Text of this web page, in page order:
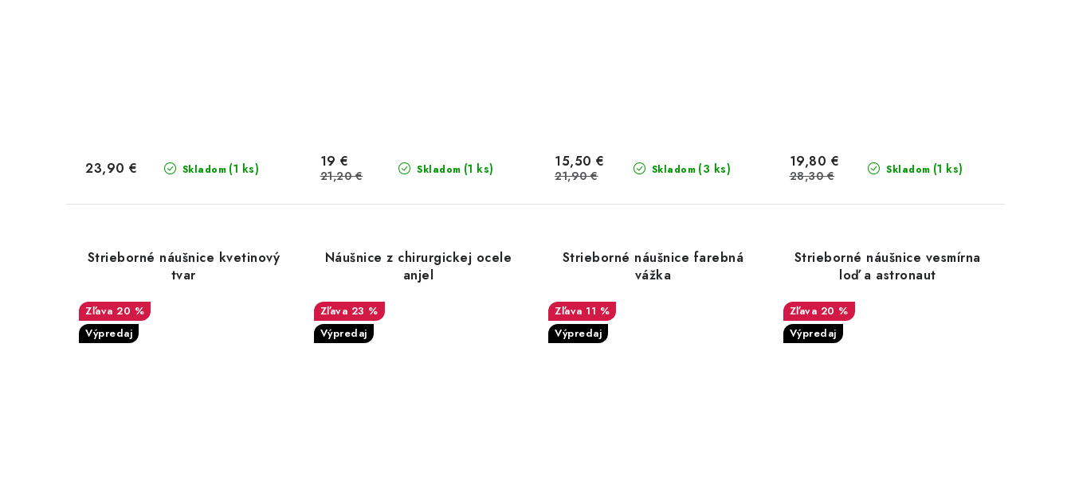
Skladom (1 ks)
23,90 € Skladom (1 ks)
19 €
21,20 € Skladom (3 ks)
15,50 €
21,90 € Skladom (1 ks)
19,80 €
28,30 €
Strieborné náušnice kvetinový
tvar
20 %
Výpredaj
Náušnice z chirurgickej ocele
anjel
23 %
Výpredaj
Strieborné náušnice farebná
vážka
11 %
Výpredaj
Strieborné náušnice vesmírna
loď a astronaut
20 %
Výpredaj